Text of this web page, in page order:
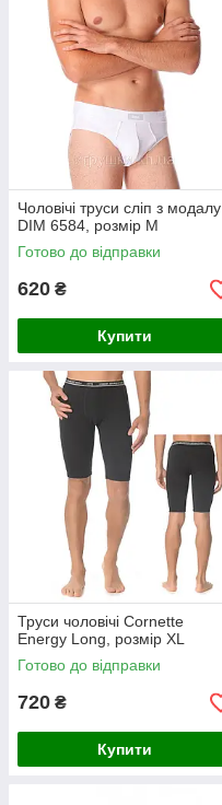
Чоловічі труси сліп з модалу
DIM 6584, розмір M
Готово до відправки
620 ₴
Купити
Труси чоловічі Cornette
Energy Long, розмір XL
Готово до відправки
720 ₴
Купити